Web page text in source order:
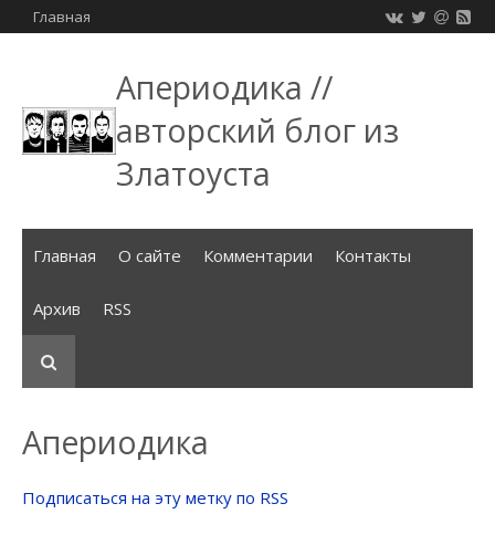
Главная
Апериодика //
авторский блог из
Златоуста
Главная О сайте Комментарии Контакты
Архив RSS
Апериодика
Подписаться на эту метку по RSS